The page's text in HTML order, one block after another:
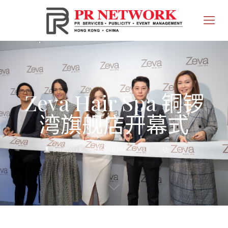
Zeva Hair Spa 铜锣
湾旗舰店开幕式
prnetwork October 4, 2018 2018